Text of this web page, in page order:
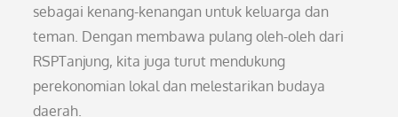
sebagai kenang-kenangan untuk keluarga dan
teman. Dengan membawa pulang oleh-oleh dari
RSPTanjung, kita juga turut mendukung
perekonomian lokal dan melestarikan budaya
daerah.